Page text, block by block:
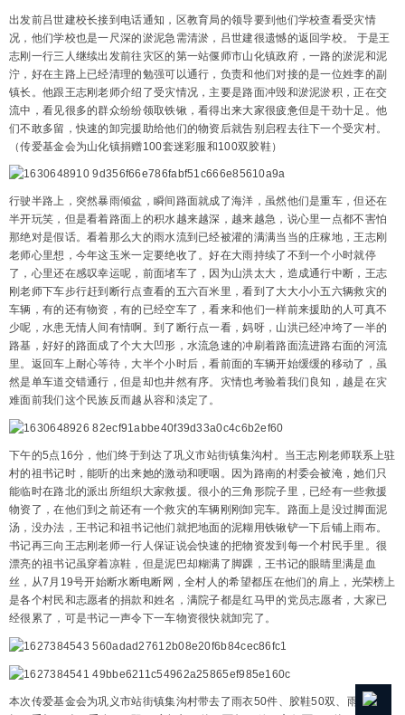
出发前吕世建校长接到电话通知，区教育局的领导要到他们学校查看受灾情
况，他们学校也是一尺深的淤泥急需清淤，吕世建很遗憾的返回学校。 于是王
志刚一行三人继续出发前往灾区的第一站偃师市山化镇政府，一路的淤泥和泥
泞，好在主路上已经清理的勉强可以通行，负责和他们对接的是一位姓李的副
镇长。他跟王志刚老师介绍了受灾情况，主要是路面冲毁和淤泥淤积，正在交
流中，看见很多的群众纷纷领取铁锹，看得出来大家很疲惫但是干劲十足。他
们不敢多留，快速的卸完援助给他们的物资后就告别启程去往下一个受灾村。
（传爱基金会为山化镇捐赠100套迷彩服和100双胶鞋）
行驶半路上，突然暴雨倾盆，瞬间路面就成了海洋，虽然他们是重车，但还在
半开玩笑，但是看着路面上的积水越来越深，越来越急，说心里一点都不害怕
那绝对是假话。看着那么大的雨水流到已经被灌的满满当当的庄稼地，王志刚
老师心里想，今年这玉米一定要绝收了。好在大雨持续了不到一个小时就停
了，心里还在感叹幸运呢，前面堵车了，因为山洪太大，造成通行中断，王志
刚老师下车步行赶到断行点查看的五六百米里，看到了大大小小五六辆救灾的
车辆，有的还有物资，有的已经空车了，看来和他们一样前来援助的人可真不
少呢，水患无情人间有情啊。到了断行点一看，妈呀，山洪已经冲垮了一半的
路基，好好的路面成了个大大凹形，水流急速的冲刷着路面流进路右面的河流
里。返回车上耐心等待，大半个小时后，看前面的车辆开始缓缓的移动了，虽
然是单车道交错通行，但是却也井然有序。灾情也考验着我们良知，越是在灾
难面前我们这个民族反而越从容和淡定了。
下午的5点16分，他们终于到达了巩义市站街镇集沟村。当王志刚老师联系上驻
村的祖书记时，能听的出来她的激动和哽咽。因为路南的村委会被淹，她们只
能临时在路北的派出所组织大家救援。很小的三角形院子里，已经有一些救援
物资了，在他们到之前还有一个救灾的车辆刚刚卸完车。路面上是没过脚面泥
汤，没办法，王书记和祖书记他们就把地面的泥糊用铁锹铲一下后铺上雨布。
书记再三向王志刚老师一行人保证说会快速的把物资发到每一个村民手里。很
漂亮的祖书记虽穿着凉鞋，但是泥巴却糊满了脚踝，王书记的眼睛里满是血
丝，从7月19号开始断水断电断网，全村人的希望都压在他们的肩上，光荣榜上
是各个村民和志愿者的捐款和姓名，满院子都是红马甲的党员志愿者，大家已
经很累了，可是书记一声令下一车物资很快就卸完了。
本次传爱基金会为巩义市站街镇集沟村带去了雨衣50件、胶鞋50双、雨伞50